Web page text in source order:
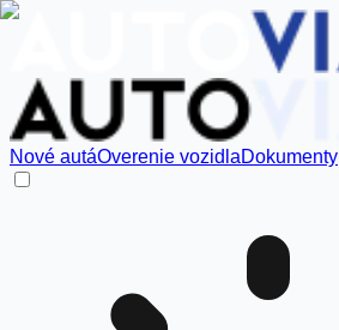
Nové autáOverenie vozidlaDokumenty